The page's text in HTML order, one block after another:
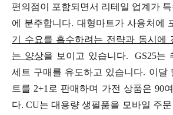
편의점이 포함되면서 리테일 업계가
에 분주합니다. 대형마트가 사용처에
기 수요를 흡수하려는 전략과 동시에
는 양상을 보이고 있습니다. GS25는
세트 구매를 유도하고 있습니다. 이달
트를 2+1로 판매하며 가전 상품은 90
다. CU는 대용량 생필품을 모바일 주